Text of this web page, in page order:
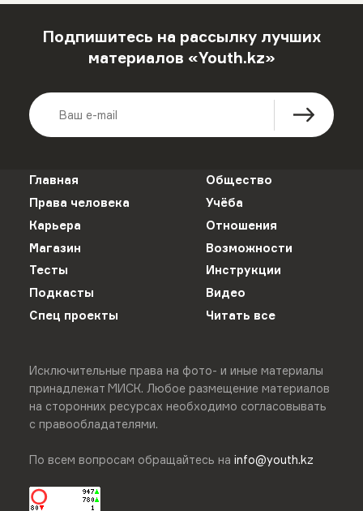
Подпишитесь на рассылку лучших
материалов «Youth.kz»
Главная
Общество
Права человека
Учёба
Карьера
Отношения
Магазин
Возможности
Тесты
Инструкции
Подкасты
Видео
Спец проекты
Читать все
Исключительные права на фото- и иные материалы
принадлежат МИСК. Любое размещение материалов
на сторонних ресурсах необходимо согласовывать
с правообладателями.
По всем вопросам обращайтесь на info@youth.kz